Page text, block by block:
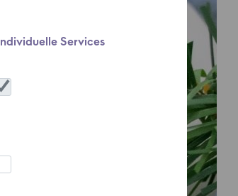
Individuelle Services